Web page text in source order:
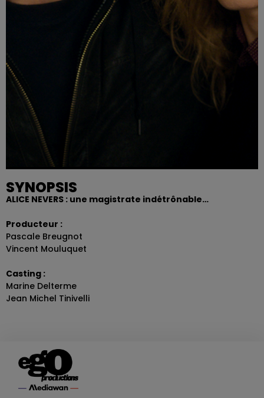
SYNOPSIS
ALICE NEVERS : une magistrate indétrônable…
Producteur :
Pascale Breugnot
Vincent Mouluquet
Casting :
Marine Delterme
Jean Michel Tinivelli